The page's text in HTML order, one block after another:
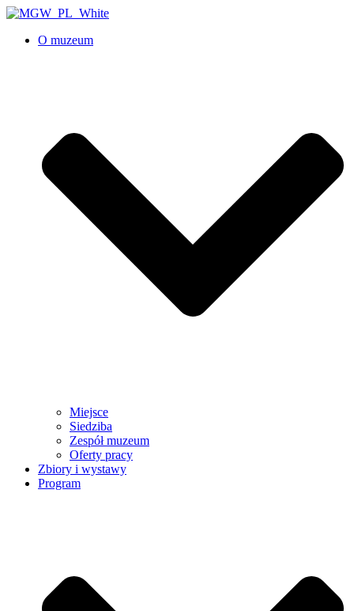
O muzeum
Miejsce
Siedziba
Zespół muzeum
Oferty pracy
Zbiory i wystawy
Program